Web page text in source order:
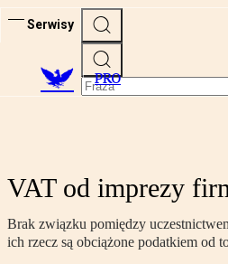
Serwisy
PRO
VAT od imprezy
Brak związku pomiędzy
ich rzecz są obciążone podatkiem od